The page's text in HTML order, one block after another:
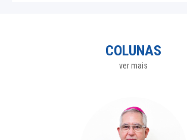
COLUNAS
ver mais